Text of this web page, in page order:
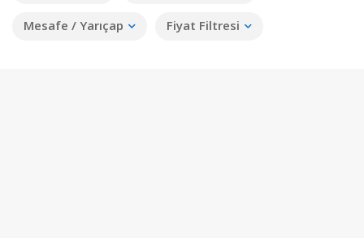
Mesafe / Yarıçap Fiyat Filtresi